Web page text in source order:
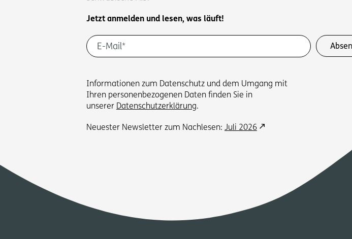
Jetzt anmelden und lesen, was läuft!
Informationen zum Datenschutz und dem Umgang mit
Ihren personenbezogenen Daten finden Sie in
unserer Datenschutzerklärung.
Neuester Newsletter zum Nachlesen: Juli 2026